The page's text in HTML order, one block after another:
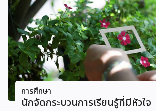
การศึกษา
นักจัดกระบวนการเรียนรู้ที่มีหัวใจ